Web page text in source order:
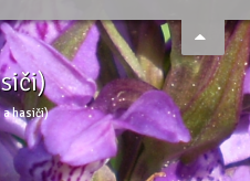
a hasiči)